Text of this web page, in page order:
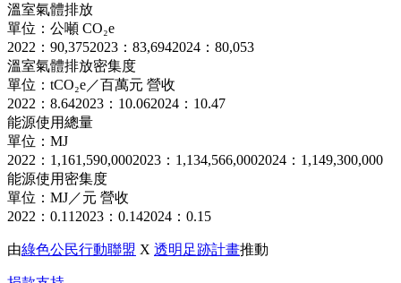
溫室氣體排放
單位：公噸 CO₂e
2022：90,3752023：83,6942024：80,053
溫室氣體排放密集度
單位：tCO₂e／百萬元 營收
2022：8.642023：10.062024：10.47
能源使用總量
單位：MJ
2022：1,161,590,0002023：1,134,566,0002024：1,149,300,000
能源使用密集度
單位：MJ／元 營收
2022：0.11 2023：0.142024：0.15
由綠色公民行動聯盟 X 透明足跡計畫推動